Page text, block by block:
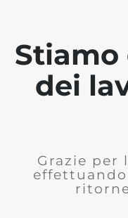
dei
Grazie per